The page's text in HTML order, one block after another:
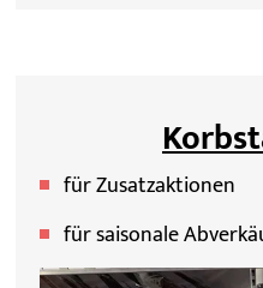
für Zusatzaktionen
für saisonale